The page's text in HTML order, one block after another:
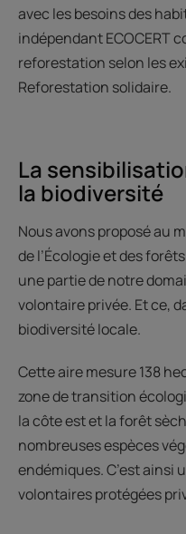
avec les besoins des
indépendant ECOCERT
reforestation selon les
Reforestation solidaire.
La
la biodiversité
Nous avons proposé au
de l’Écologie et des
une partie de notre
volontaire privée. Et ce,
biodiversité locale.
Cette aire mesure 138
zone de transition
la côte est et la forêt
nombreuses espèces
endémiques. C’est ainsi
volontaires protégées